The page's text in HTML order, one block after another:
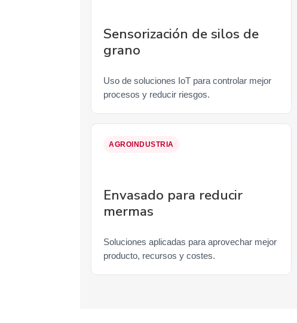
Sensorización de silos de
grano
Uso de soluciones IoT para controlar mejor
procesos y reducir riesgos.
AGROINDUSTRIA
Envasado para reducir
mermas
Soluciones aplicadas para aprovechar mejor
producto, recursos y costes.